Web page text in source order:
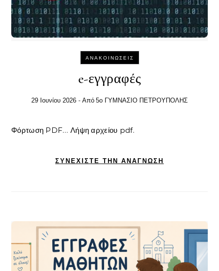
ΑΝΑΚΟΙΝΏΣΕΙΣ
e-εγγραφές
29 Ιουνίου 2026 - Από 5ο ΓΥΜΝΑΣΙΟ ΠΕΤΡΟΥΠΟΛΗΣ
Φόρτωση PDF… Λήψη αρχείου pdf.
ΣΥΝΕΧΊΣΤΕ ΤΗΝ ΑΝΆΓΝΩΣΗ